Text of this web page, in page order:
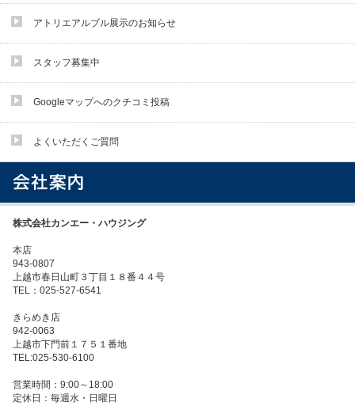
アトリエアルブル展示のお知らせ
スタッフ募集中
Googleマップへのクチコミ投稿
よくいただくご質問
株式会社カンエー・ハウジング
本店
943-0807
上越市春日山町３丁目１８番４４号
TEL：025-527-6541
きらめき店
942-0063
上越市下門前１７５１番地
TEL:025-530-6100
営業時間：9:00～18:00
定休日：毎週水・日曜日